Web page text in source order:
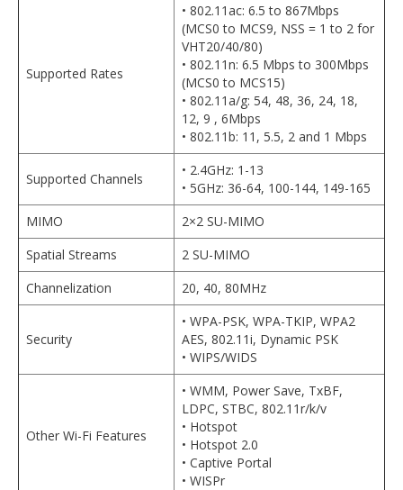
Supported Rates
• 802.11ac: 6.5 to 867Mbps
(MCS0 to MCS9, NSS = 1 to 2 for
VHT20/40/80)
• 802.11n: 6.5 Mbps to 300Mbps
(MCS0 to MCS15)
• 802.11a/g: 54, 48, 36, 24, 18,
12, 9 , 6Mbps
• 802.11b: 11, 5.5, 2 and 1 Mbps
Supported Channels
• 2.4GHz: 1-13
• 5GHz: 36-64, 100-144, 149-165
MIMO
2×2 SU-MIMO
Spatial Streams
2 SU-MIMO
Channelization
20, 40, 80MHz
Security
• WPA-PSK, WPA-TKIP, WPA2
AES, 802.11i, Dynamic PSK
• WIPS/WIDS
Other Wi-Fi Features
• WMM, Power Save, TxBF,
LDPC, STBC, 802.11r/k/v
• Hotspot
• Hotspot 2.0
• Captive Portal
• WISPr